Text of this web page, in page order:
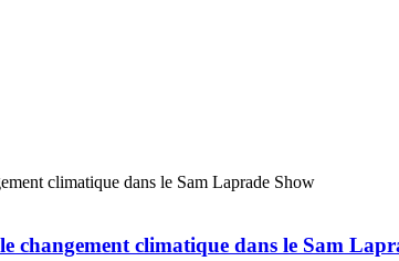
changement climatique dans le Sam